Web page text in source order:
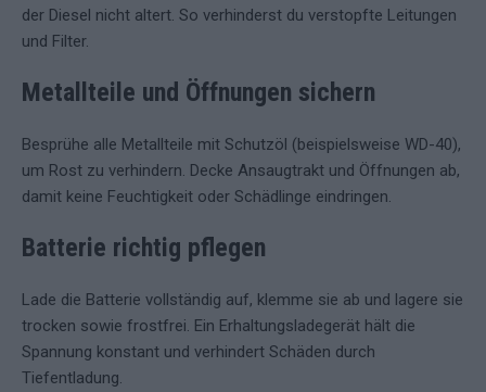
der Diesel nicht altert. So verhinderst du verstopfte Leitungen
und Filter.
Metallteile und Öffnungen sichern
Besprühe alle Metallteile mit Schutzöl (beispielsweise WD-40),
um Rost zu verhindern. Decke Ansaugtrakt und Öffnungen ab,
damit keine Feuchtigkeit oder Schädlinge eindringen.
Batterie richtig pflegen
Lade die Batterie vollständig auf, klemme sie ab und lagere sie
trocken sowie frostfrei. Ein Erhaltungsladegerät hält die
Spannung konstant und verhindert Schäden durch
Tiefentladung.